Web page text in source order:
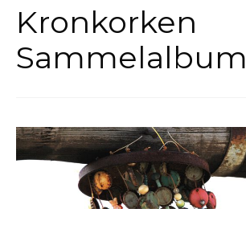
Biere A-Z
Biere der Welt
Kronkorken
Sammelalbum